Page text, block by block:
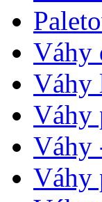
Váhy
Váhy
Váhy
Váhy
Váhy